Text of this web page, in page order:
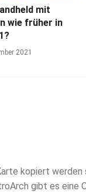
mit
wie früher in
2021
kopiert
gibt es eine